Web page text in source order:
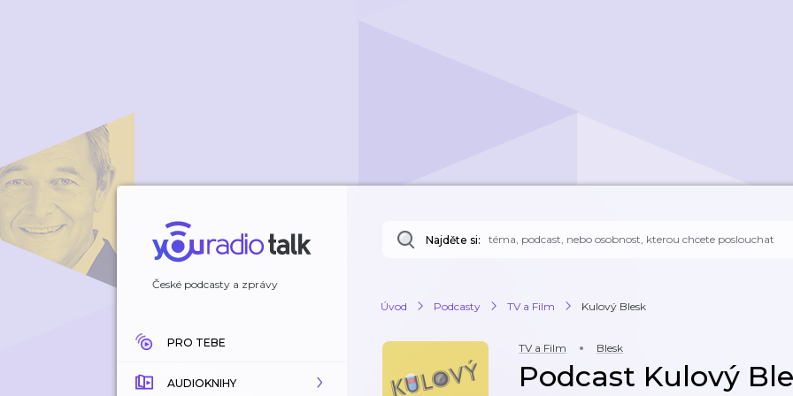
České podcasty a zprávy
PRO TEBE
AUDIOKNIHY
Najděte si:
Úvod Podcasty TV a Film Kulový Blesk
TV a Film Blesk
Podcast Kulový